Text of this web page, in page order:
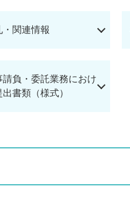
・関連情報
請負・委託業務におけ
出書類（様式）